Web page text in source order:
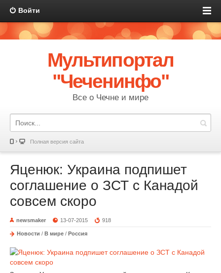
Войти
Мультипортал
"Чеченинфо"
Все о Чечне и мире
Полная версия сайта
Яценюк: Украина подпишет
соглашение о ЗСТ с Канадой
совсем скоро
newsmaker 13-07-2015 918
Новости / В мире / Россия